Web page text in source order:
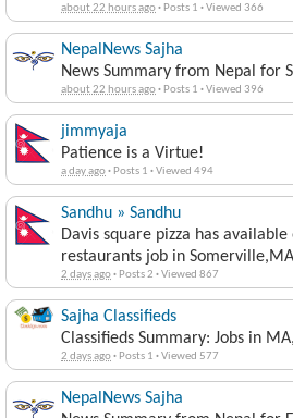
about 22 hours ago· Posts 1 ·Viewed 366
NepalNews Sajha
News Summary from Nepal for
about 22 hours ago· Posts 1 ·Viewed 396
jimmyaja
Patience is a Virtue!
a day ago· Posts 1 ·Viewed 494
Sandhu » Sandhu
Davis square pizza has
restaurants job in Somerville,MA
2 days ago· Posts 2 ·Viewed 867
Sajha Classifieds
Classifieds Summary: Jobs in
2 days ago· Posts 1 ·Viewed 577
NepalNews Sajha